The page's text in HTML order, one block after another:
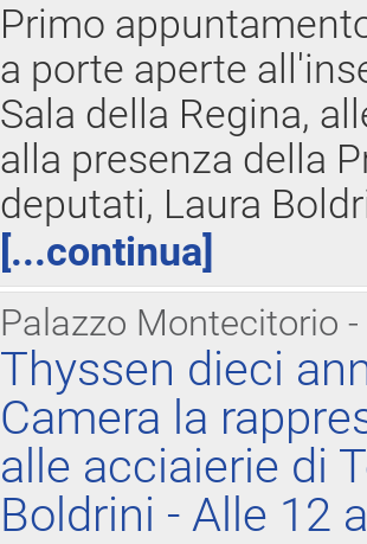
Primo
a porte aperte
Sala della Regina,
alla presenza della
deputati, Laura
[...continua]
Palazzo Montecitorio
Thyssen dieci
Camera la
alle acciaierie di
Boldrini - Alle 12